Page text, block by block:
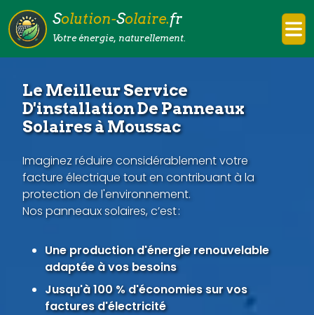
Solution-Solaire.fr
Votre énergie, naturellement.
Le Meilleur Service
D'installation De Panneaux
Solaires à Moussac
Imaginez réduire considérablement votre
facture électrique tout en contribuant à la
protection de l'environnement.
Nos panneaux solaires, c’est :
Une production d'énergie renouvelable
adaptée à vos besoins
Jusqu'à 100 % d'économies sur vos
factures d'électricité